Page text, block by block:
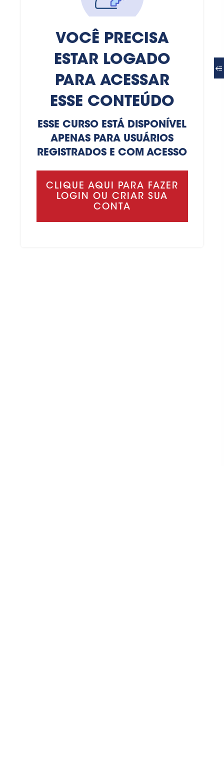
VOCÊ PRECISA
ESTAR LOGADO
PARA ACESSAR
ESSE CONTEÚDO
ESSE CURSO ESTÁ DISPONÍVEL
APENAS PARA USUÁRIOS
REGISTRADOS E COM ACESSO
CLIQUE AQUI PARA FAZER
LOGIN OU CRIAR SUA
CONTA